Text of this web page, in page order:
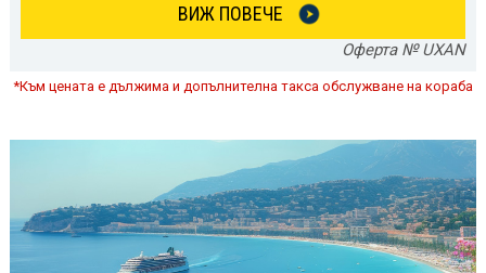
ВИЖ ПОВЕЧЕ
Оферта № UXAN
*Към цената е дължима и допълнителна такса обслужване на кораба